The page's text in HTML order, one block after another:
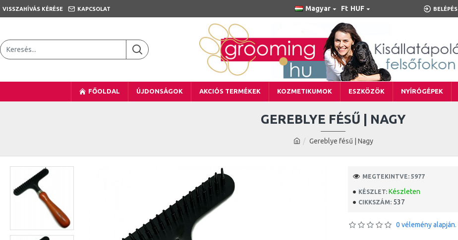
VISSZAHÍVÁS KÉRÉSE KAPCSOLAT Magyar Ft HUF BELÉPÉS
FŐOLDAL ÚJDONSÁGOK AKCIÓS TERMÉKEK KOZMETIKUMOK ESZKÖZÖK NYÍRÓGÉPEK
Gereblye fésű | Nagy
GEREBLYE FÉSŰ | NAGY
KÉSZLET: Készleten
CIKKSZÁM: 537
MEGTEKINTVE: 5977
0 vélemény alapján.